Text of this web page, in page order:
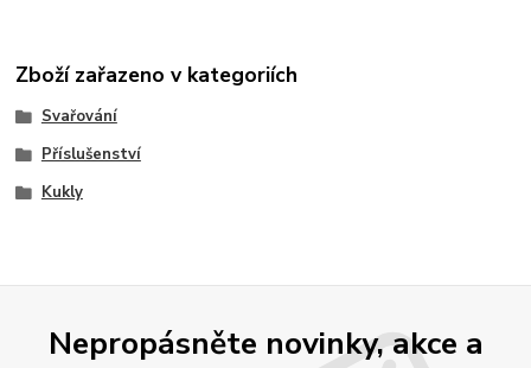
Zboží zařazeno v kategoriích
Svařování
Příslušenství
Kukly
Nepropásněte novinky, akce a